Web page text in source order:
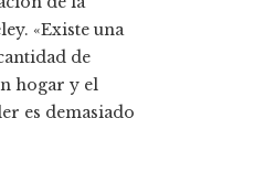
«Existe una
de
hogar y el
es demasiado